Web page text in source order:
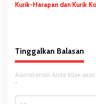
Kurik-Harapan dan Kurik
Tinggalkan Balasan
Alamat email Anda tidak
*